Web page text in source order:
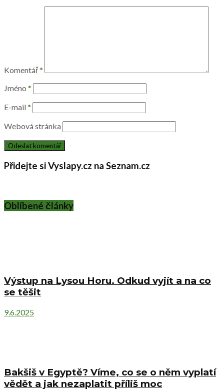
Komentář*
Jméno *
E-mail *
Webová stránka
Přidejte si Vyslapy.cz na Seznam.cz
Oblíbené články
Výstup na Lysou Horu. Odkud vyjít a na co
se těšit
9.6.2025
Bakšiš v Egyptě? Víme, co se o něm vyplatí
vědět a jak nezaplatit příliš moc